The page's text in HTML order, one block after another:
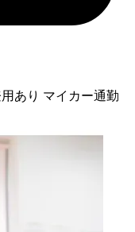
あり マイカー通勤